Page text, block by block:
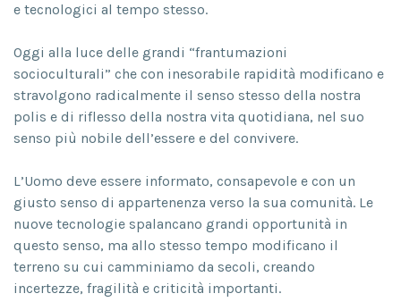
e tecnologici al tempo stesso.
Oggi alla luce delle grandi “frantumazioni
socioculturali” che con inesorabile rapidità modificano e
stravolgono radicalmente il senso stesso della nostra
polis e di riflesso della nostra vita quotidiana, nel suo
senso più nobile dell’essere e del convivere.
L’Uomo deve essere informato, consapevole e con un
giusto senso di appartenenza verso la sua comunità. Le
nuove tecnologie spalancano grandi opportunità in
questo senso, ma allo stesso tempo modificano il
terreno su cui camminiamo da secoli, creando
incertezze, fragilità e criticità importanti.